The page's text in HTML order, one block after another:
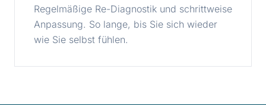
Regelmäßige Re-Diagnostik und schrittweise
Anpassung. So lange, bis Sie sich wieder
wie Sie selbst fühlen.